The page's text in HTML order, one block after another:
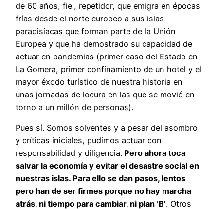
de 60 años, fiel, repetidor, que emigra en épocas
frías desde el norte europeo a sus islas
paradisíacas que forman parte de la Unión
Europea y que ha demostrado su capacidad de
actuar en pandemias (primer caso del Estado en
La Gomera, primer confinamiento de un hotel y el
mayor éxodo turístico de nuestra historia en
unas jornadas de locura en las que se movió en
torno a un millón de personas).
Pues sí. Somos solventes y a pesar del asombro
y críticas iniciales, pudimos actuar con
responsabilidad y diligencia. Pero ahora toca
salvar la economía y evitar el desastre social en
nuestras islas. Para ello se dan pasos, lentos
pero han de ser firmes porque no hay marcha
atrás, ni tiempo para cambiar, ni plan ‘B’. Otros